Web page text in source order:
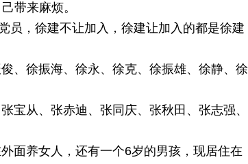
带来麻烦。
，徐建不让加入，徐建让加入的都是徐建
徐振海、徐永、徐克、徐振雄、徐静、徐
从、张赤迪、张同庆、张秋田、张志强、
养女人，还有一个6岁的男孩，现居住在